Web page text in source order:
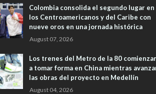
Colombia consolida el segundo lugar en
los Centroamericanos y del Caribe con
nueve oros en una jornada histórica
August 07, 2026
Los trenes del Metro de la 80
a tomar forma en China mientras
las obras del proyecto en Medellín
August 04, 2026